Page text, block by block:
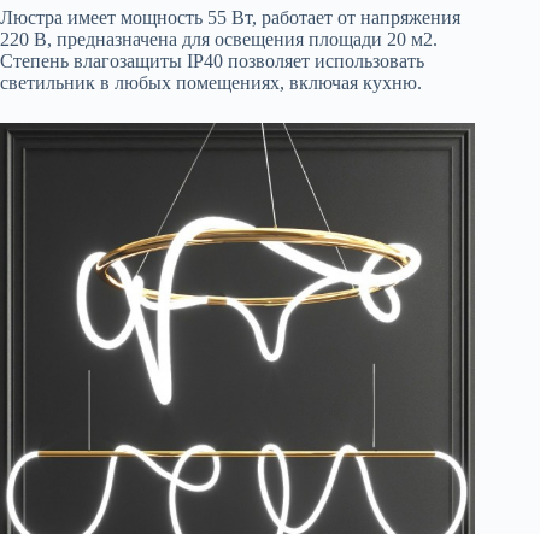
Люстра имеет мощность 55 Вт, работает от напряжения
220 В, предназначена для освещения площади 20 м2.
Степень влагозащиты IP40 позволяет использовать
светильник в любых помещениях, включая кухню.